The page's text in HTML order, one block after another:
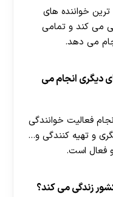
خواننده های
می کند و تمامی
می دهد.
دیگری انجام می
فعالیت خوانندگی
و تهیه کنندگی و…
فعال است.
زندگی می کند؟